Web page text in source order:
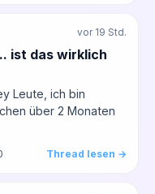
vor 19 Std.
ist das wirklich
Leute, ich bin
über 2 Monaten
Thread lesen →